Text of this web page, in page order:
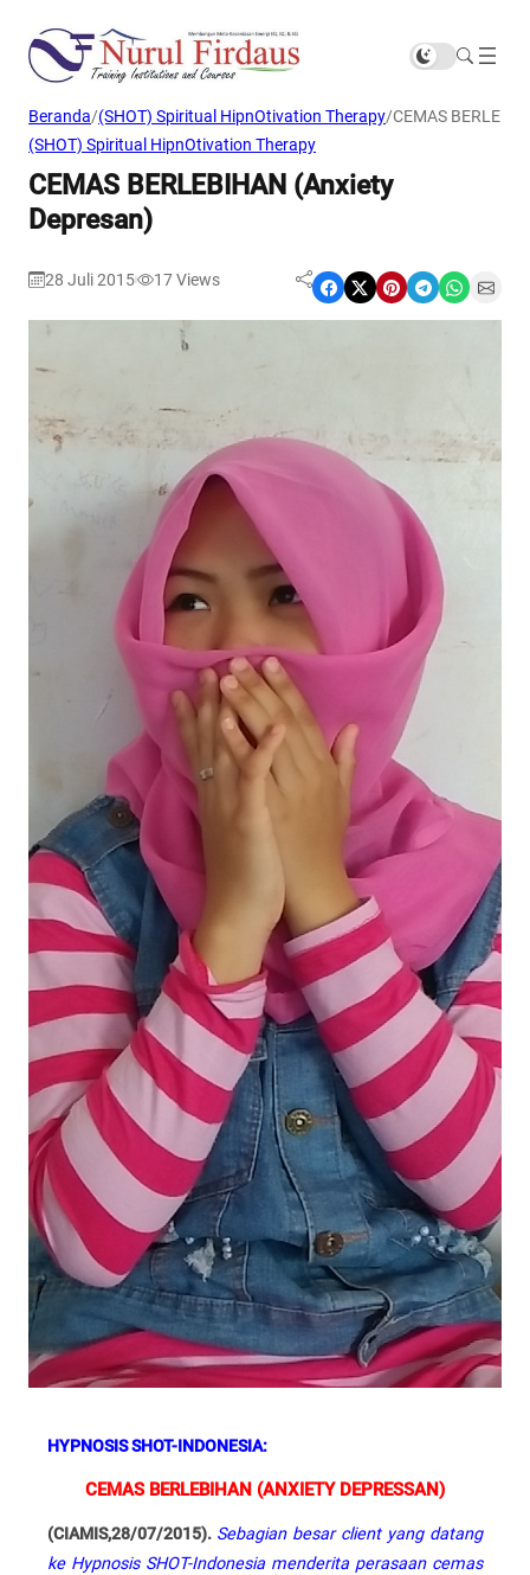
Beranda/(SHOT) Spiritual HipnOtivation Therapy/CEMAS
(SHOT) Spiritual HipnOtivation Therapy
CEMAS BERLEBIHAN (Anxiety
Depresan)
28 Juli 2015 17Views Share on Facebook Share on X Share on Pinterest Share on Telegram Share on WhatsApp Share on Email
HYPNOSIS SHOT-INDONESIA:
CEMAS BERLEBIHAN (ANXIETY DEPRESSAN)
(CIAMIS,28/07/2015). Sebagian besar client yang datang
ke Hypnosis SHOT-Indonesia menderita perasaan cemas